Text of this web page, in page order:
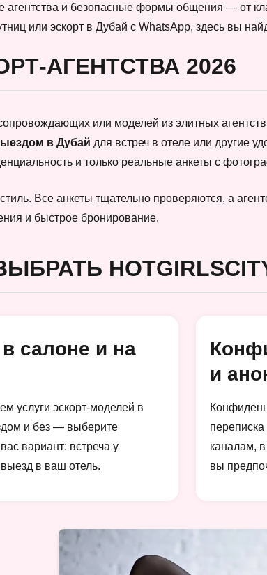
и безопасные формы общения — от
или эскорт в Дубай с WhatsApp, здесь вы
АГЕНТСТВА 2026
или моделей из элитных
в Дубай для встреч в отеле или другие
и только реальные анкеты с
Все анкеты тщательно проверяются, а
и быстрое бронирование.
в салоне и на
услуги эскорт-моделей в
и без — выберите
вариант: встреча у
в ваш отель.
и
каналам,
вы